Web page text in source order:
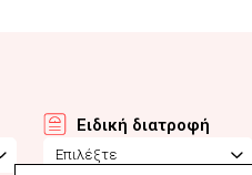
Ειδική διατροφή
Επιλέξτε